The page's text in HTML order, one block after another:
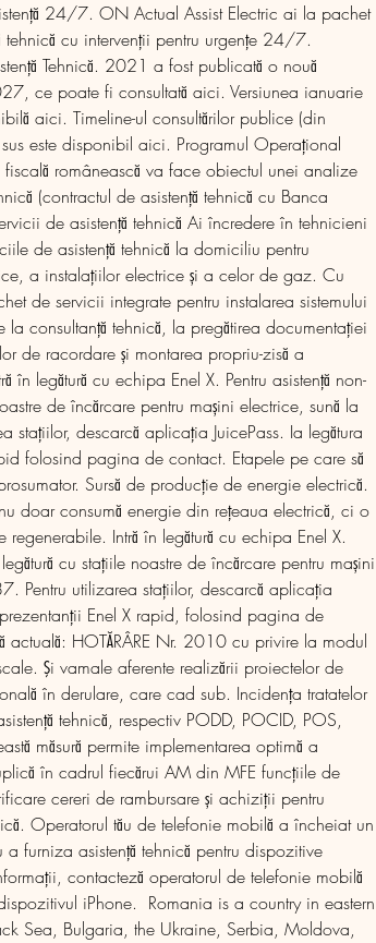
24/7. ON Actual Assist Electric ai la pachet
tehnică cu intervenții pentru urgențe 24/7.
Tehnică. 2021 a fost publicată o nouă
ce poate fi consultată aici. Versiunea ianuarie
aici. Timeline-ul consultărilor publice (din
este disponibil aici. Programul Operaţional
fiscală românească va face obiectul unei analize
(contractul de asistență tehnică cu Banca
de asistență tehnică Ai încredere în tehnicieni
de asistență tehnică la domiciliu pentru
a instalațiilor electrice și a celor de gaz. Cu
de servicii integrate pentru instalarea sistemului
consultanță tehnică, la pregătirea documentației
de racordare și montarea propriu-zisă a
în legătură cu echipa Enel X. Pentru asistență non-
de încărcare pentru mașini electrice, sună la
descarcă aplicația JuicePass. Ia legătura
folosind pagina de contact. Etapele pe care să
Sursă de producție de energie electrică.
doar consumă energie din rețeaua electrică, ci o
Intră în legătură cu echipa Enel X.
cu stațiile noastre de încărcare pentru mașini
Pentru utilizarea stațiilor, descarcă aplicația
Enel X rapid, folosind pagina de
actuală: HOTĂRÂRE Nr. 2010 cu privire la modul
Şi vamale aferente realizării proiectelor de
în derulare, care cad sub. Incidenţa tratatelor
tehnică, respectiv PODD, POCID, POS,
măsură permite implementarea optimă a
în cadrul fiecărui AM din MFE funcțiile de
cereri de rambursare și achiziții pentru
Operatorul tău de telefonie mobilă a încheiat un
furniza asistență tehnică pentru dispozitive
contacteză operatorul de telefonie mobilă
iPhone.  Romania is a country in eastern
Sea, Bulgaria, the Ukraine, Serbia, Moldova,